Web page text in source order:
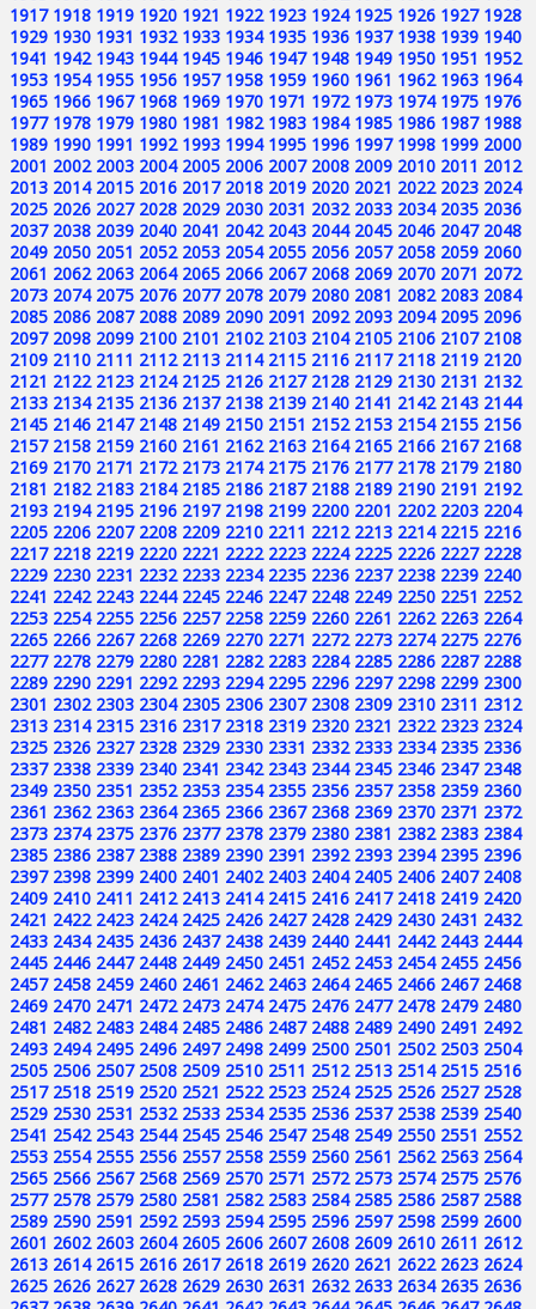
1917 1918 1919 1920 1921 1922 1923 1924 1925 1926 1927 1928
1929 1930 1931 1932 1933 1934 1935 1936 1937 1938 1939 1940
1941 1942 1943 1944 1945 1946 1947 1948 1949 1950 1951 1952
1953 1954 1955 1956 1957 1958 1959 1960 1961 1962 1963 1964
1965 1966 1967 1968 1969 1970 1971 1972 1973 1974 1975 1976
1977 1978 1979 1980 1981 1982 1983 1984 1985 1986 1987 1988
1989 1990 1991 1992 1993 1994 1995 1996 1997 1998 1999 2000
2001 2002 2003 2004 2005 2006 2007 2008 2009 2010 2011 2012
2013 2014 2015 2016 2017 2018 2019 2020 2021 2022 2023 2024
2025 2026 2027 2028 2029 2030 2031 2032 2033 2034 2035 2036
2037 2038 2039 2040 2041 2042 2043 2044 2045 2046 2047 2048
2049 2050 2051 2052 2053 2054 2055 2056 2057 2058 2059 2060
2061 2062 2063 2064 2065 2066 2067 2068 2069 2070 2071 2072
2073 2074 2075 2076 2077 2078 2079 2080 2081 2082 2083 2084
2085 2086 2087 2088 2089 2090 2091 2092 2093 2094 2095 2096
2097 2098 2099 2100 2101 2102 2103 2104 2105 2106 2107 2108
2109 2110 2111 2112 2113 2114 2115 2116 2117 2118 2119 2120
2121 2122 2123 2124 2125 2126 2127 2128 2129 2130 2131 2132
2133 2134 2135 2136 2137 2138 2139 2140 2141 2142 2143 2144
2145 2146 2147 2148 2149 2150 2151 2152 2153 2154 2155 2156
2157 2158 2159 2160 2161 2162 2163 2164 2165 2166 2167 2168
2169 2170 2171 2172 2173 2174 2175 2176 2177 2178 2179 2180
2181 2182 2183 2184 2185 2186 2187 2188 2189 2190 2191 2192
2193 2194 2195 2196 2197 2198 2199 2200 2201 2202 2203 2204
2205 2206 2207 2208 2209 2210 2211 2212 2213 2214 2215 2216
2217 2218 2219 2220 2221 2222 2223 2224 2225 2226 2227 2228
2229 2230 2231 2232 2233 2234 2235 2236 2237 2238 2239 2240
2241 2242 2243 2244 2245 2246 2247 2248 2249 2250 2251 2252
2253 2254 2255 2256 2257 2258 2259 2260 2261 2262 2263 2264
2265 2266 2267 2268 2269 2270 2271 2272 2273 2274 2275 2276
2277 2278 2279 2280 2281 2282 2283 2284 2285 2286 2287 2288
2289 2290 2291 2292 2293 2294 2295 2296 2297 2298 2299 2300
2301 2302 2303 2304 2305 2306 2307 2308 2309 2310 2311 2312
2313 2314 2315 2316 2317 2318 2319 2320 2321 2322 2323 2324
2325 2326 2327 2328 2329 2330 2331 2332 2333 2334 2335 2336
2337 2338 2339 2340 2341 2342 2343 2344 2345 2346 2347 2348
2349 2350 2351 2352 2353 2354 2355 2356 2357 2358 2359 2360
2361 2362 2363 2364 2365 2366 2367 2368 2369 2370 2371 2372
2373 2374 2375 2376 2377 2378 2379 2380 2381 2382 2383 2384
2385 2386 2387 2388 2389 2390 2391 2392 2393 2394 2395 2396
2397 2398 2399 2400 2401 2402 2403 2404 2405 2406 2407 2408
2409 2410 2411 2412 2413 2414 2415 2416 2417 2418 2419 2420
2421 2422 2423 2424 2425 2426 2427 2428 2429 2430 2431 2432
2433 2434 2435 2436 2437 2438 2439 2440 2441 2442 2443 2444
2445 2446 2447 2448 2449 2450 2451 2452 2453 2454 2455 2456
2457 2458 2459 2460 2461 2462 2463 2464 2465 2466 2467 2468
2469 2470 2471 2472 2473 2474 2475 2476 2477 2478 2479 2480
2481 2482 2483 2484 2485 2486 2487 2488 2489 2490 2491 2492
2493 2494 2495 2496 2497 2498 2499 2500 2501 2502 2503 2504
2505 2506 2507 2508 2509 2510 2511 2512 2513 2514 2515 2516
2517 2518 2519 2520 2521 2522 2523 2524 2525 2526 2527 2528
2529 2530 2531 2532 2533 2534 2535 2536 2537 2538 2539 2540
2541 2542 2543 2544 2545 2546 2547 2548 2549 2550 2551 2552
2553 2554 2555 2556 2557 2558 2559 2560 2561 2562 2563 2564
2565 2566 2567 2568 2569 2570 2571 2572 2573 2574 2575 2576
2577 2578 2579 2580 2581 2582 2583 2584 2585 2586 2587 2588
2589 2590 2591 2592 2593 2594 2595 2596 2597 2598 2599 2600
2601 2602 2603 2604 2605 2606 2607 2608 2609 2610 2611 2612
2613 2614 2615 2616 2617 2618 2619 2620 2621 2622 2623 2624
2625 2626 2627 2628 2629 2630 2631 2632 2633 2634 2635 2636